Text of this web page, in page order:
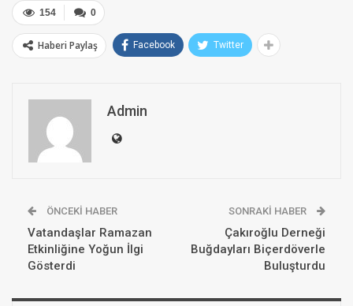
0
154
Haberi Paylaş Facebook Twitter
Admin
ÖNCEKI HABER
Vatandaşlar Ramazan
Etkinliğine Yoğun İlgi
Gösterdi
SONRAKI HABER
Çakıroğlu Derneği
Buğdayları Biçerdöverle
Buluşturdu